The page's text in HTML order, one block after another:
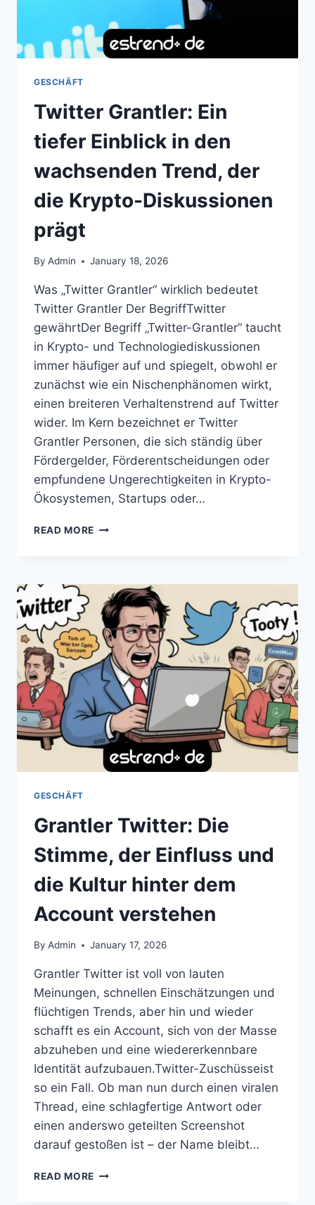
GESCHÄFT
Twitter Grantler: Ein
tiefer Einblick in den
wachsenden Trend, der
die Krypto-Diskussionen
prägt
By Admin January 18, 2026
Was „Twitter Grantler“ wirklich bedeutet
Twitter Grantler Der BegriffTwitter
gewährtDer Begriff „Twitter-Grantler“ taucht
in Krypto- und Technologiediskussionen
immer häufiger auf und spiegelt, obwohl er
zunächst wie ein Nischenphänomen wirkt,
einen breiteren Verhaltenstrend auf Twitter
wider. Im Kern bezeichnet er Twitter
Grantler Personen, die sich ständig über
Fördergelder, Förderentscheidungen oder
empfundene Ungerechtigkeiten in Krypto-
Ökosystemen, Startups oder…
READ MORE TWITTER
EINBLICK
IN
DEN
WACHSENDEN
TREND,
DER
DIE
KRYPTO-
DISKUSSIONEN
PRÄGT
GESCHÄFT
Grantler Twitter: Die
Stimme, der Einfluss und
die Kultur hinter dem
Account verstehen
By Admin January 17, 2026
Grantler Twitter ist voll von lauten
Meinungen, schnellen Einschätzungen und
flüchtigen Trends, aber hin und wieder
schafft es ein Account, sich von der Masse
abzuheben und eine wiedererkennbare
Identität aufzubauen.Twitter-Zuschüsseist
so ein Fall. Ob man nun durch einen viralen
Thread, eine schlagfertige Antwort oder
einen anderswo geteilten Screenshot
darauf gestoßen ist – der Name bleibt…
READ MORE GRANTLER